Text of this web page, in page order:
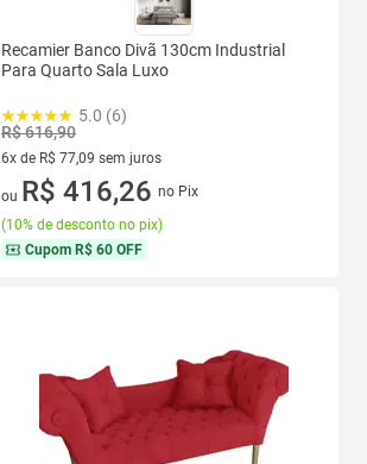
Recamier Banco Divã 130cm Industrial
Para Quarto Sala Luxo
5.0 (6)
R$ 616,90
6x de R$ 77,09 sem juros
6 vez de R$ 77,09 sem juros
ou R$ 416,26 no Pix
(10% de desconto no pix)
Cupom R$ 60 OFF